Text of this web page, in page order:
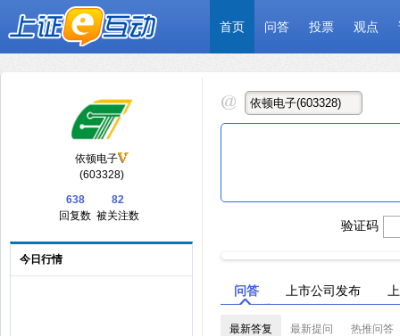
首页 问答 投票 观点
依顿电子
(603328)
638
回复数
82
被关注数
今日行情
验证码
问答 上市公司发布
最新答复 最新提问 热推问答